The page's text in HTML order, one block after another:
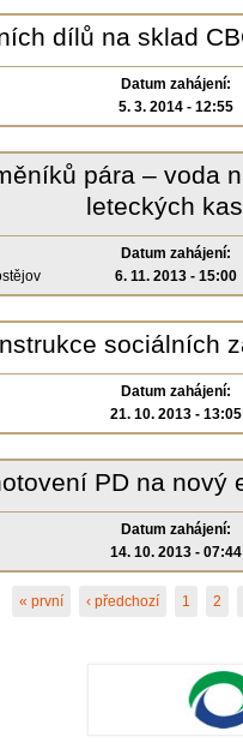
dílů na sklad
Datum zahájení:
5. 3. 2014 - 12:55
pára – voda
leteckých
Datum zahájení:
6. 11. 2013 - 15:00
sociálních
Datum zahájení:
21. 10. 2013 - 13:05
PD na
Datum zahájení:
14. 10. 2013 - 07:44
« první ‹ předchozí 1 2